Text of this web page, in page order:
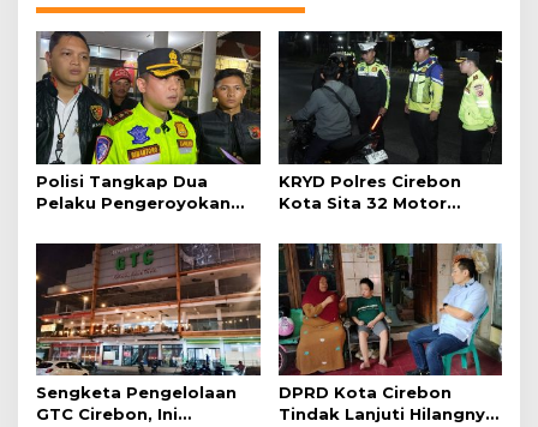
Polisi Tangkap Dua
Pelaku Pengeroyokan
KRYD Polres Cirebon
Kota Sita 32 Motor
Sengketa Pengelolaan
GTC Cirebon, Ini
DPRD Kota Cirebon
Tindak Lanjuti Hilangnya